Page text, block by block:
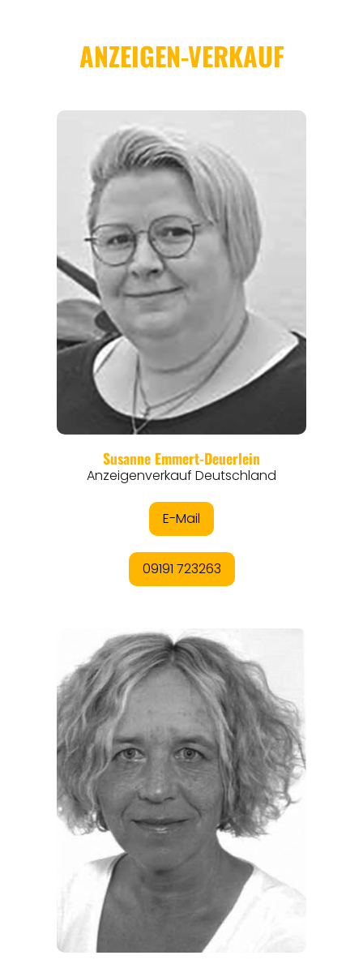
REGIONEN
ORTE
EVENTS
REISEFÜHRER
REISEMAGAZINE